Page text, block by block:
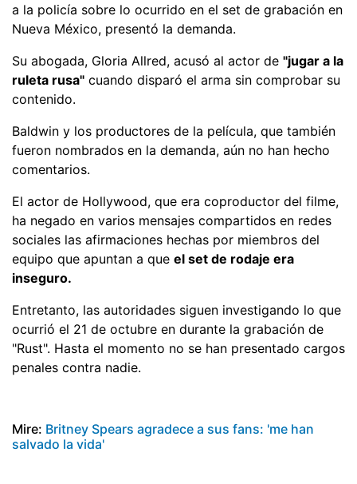
a la policía sobre lo ocurrido en el set de grabación en
Nueva México, presentó la demanda.
Su abogada, Gloria Allred, acusó al actor de "jugar a la
ruleta rusa" cuando disparó el arma sin comprobar su
contenido.
Baldwin y los productores de la película, que también
fueron nombrados en la demanda, aún no han hecho
comentarios.
El actor de Hollywood, que era coproductor del filme,
ha negado en varios mensajes compartidos en redes
sociales las afirmaciones hechas por miembros del
equipo que apuntan a que el set de rodaje era
inseguro.
Entretanto, las autoridades siguen investigando lo que
ocurrió el 21 de octubre en durante la grabación de
"Rust". Hasta el momento no se han presentado cargos
penales contra nadie.
Mire: Britney Spears agradece a sus fans: 'me han
salvado la vida'